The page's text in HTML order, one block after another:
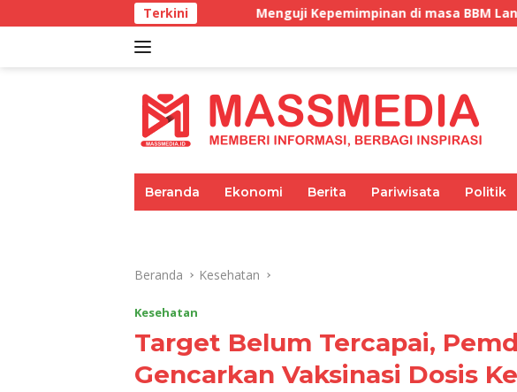
ke
Terkini
Menguji Kepemimpinan di masa BBM Langka Kuasa
Beranda Ekonomi Berita Pariwisata Politik
Beranda Kesehatan
Kesehatan
Target Belum Tercapai,
Gencarkan Vaksinasi Dosis